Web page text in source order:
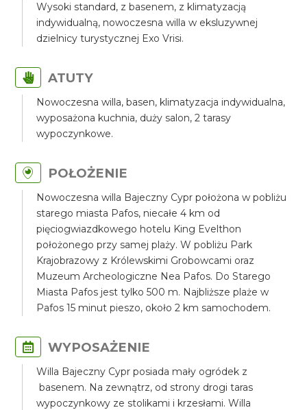
Wysoki standard, z basenem, z klimatyzacją
indywidualną, nowoczesna willa w eksluzywnej
dzielnicy turystycznej Exo Vrisi.
ATUTY
Nowoczesna willa, basen, klimatyzacja indywidualna,
wyposażona kuchnia, duży salon, 2 tarasy
wypoczynkowe.
POŁOŻENIE
Nowoczesna willa Bajeczny Cypr położona w pobliżu
starego miasta Pafos, niecałe 4 km od
pięciogwiazdkowego hotelu King Evelthon
położonego przy samej plaży. W pobliżu Park
Krajobrazowy z Królewskimi Grobowcami oraz
Muzeum Archeologiczne Nea Pafos. Do Starego
Miasta Pafos jest tylko 500 m. Najbliższe plaże w
Pafos 15 minut pieszo, około 2 km samochodem.
WYPOSAŻENIE
Willa Bajeczny Cypr posiada mały ogródek z
basenem. Na zewnątrz, od strony drogi taras
wypoczynkowy ze stolikami i krzesłami. Willa